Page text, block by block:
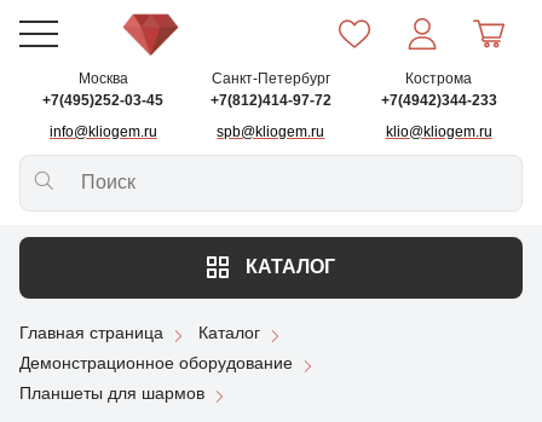
Москва
+7(495)252-03-45
info@kliogem.ru
Санкт-Петербург
+7(812)414-97-72
spb@kliogem.ru
Кострома
+7(4942)344-233
klio@kliogem.ru
КАТАЛОГ
Главная страница
Каталог
Демонстрационное оборудование
Планшеты для шармов